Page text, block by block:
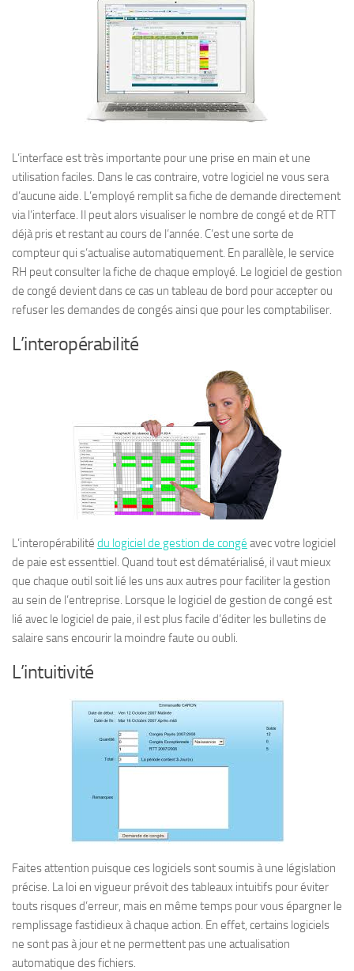
L’interface est très importante pour une prise en main et une
utilisation faciles. Dans le cas contraire, votre logiciel ne vous sera
d’aucune aide. L’employé remplit sa fiche de demande directement
via l’interface. Il peut alors visualiser le nombre de congé et de RTT
déjà pris et restant au cours de l’année. C’est une sorte de
compteur qui s’actualise automatiquement. En parallèle, le service
RH peut consulter la fiche de chaque employé. Le logiciel de gestion
de congé devient dans ce cas un tableau de bord pour accepter ou
refuser les demandes de congés ainsi que pour les comptabiliser.
L’interopérabilité
L’interopérabilité du logiciel de gestion de congé avec votre logiciel
de paie est essenttiel. Quand tout est dématérialisé, il vaut mieux
que chaque outil soit lié les uns aux autres pour faciliter la gestion
au sein de l’entreprise. Lorsque le logiciel de gestion de congé est
lié avec le logiciel de paie, il est plus facile d’éditer les bulletins de
salaire sans encourir la moindre faute ou oubli.
L’intuitivité
Faites attention puisque ces logiciels sont soumis à une législation
précise. La loi en vigueur prévoit des tableaux intuitifs pour éviter
touts risques d’erreur, mais en même temps pour vous épargner le
remplissage fastidieux à chaque action. En effet, certains logiciels
ne sont pas à jour et ne permettent pas une actualisation
automatique des fichiers.